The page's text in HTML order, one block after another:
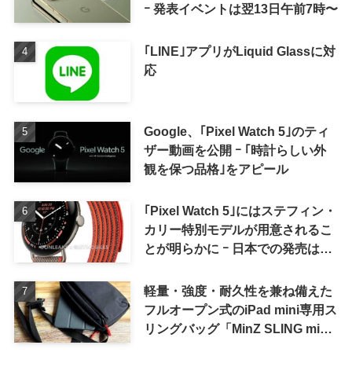
ｰ 発表イベントは翌13日午前7時〜
｢LINE｣アプリがLiquid Glassに対
応
Google、｢Pixel Watch 5｣のティ
ザー動画を公開 ｰ ｢時計らしい外
観を保つ品格｣をアピール
｢Pixel Watch 5｣にはステフィン・
カリー特別モデルが用意されるこ
とが明らかに ｰ 日本での発売は期
軽量・強度・耐久性を兼ね備えた
フルオープン式のiPad mini専用ス
リングバッグ「MinZ SLING mini